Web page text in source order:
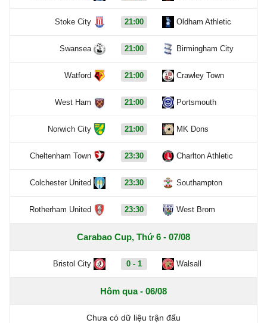
Stoke City 21:00 Oldham Athletic
Swansea 21:00 Birmingham City
Watford 21:00 Crawley Town
West Ham 21:00 Portsmouth
Norwich City 21:00 MK Dons
Cheltenham Town 23:30 Charlton Athletic
Colchester United 23:30 Southampton
Rotherham United 23:30 West Brom
Carabao Cup, Thứ 6 - 07/08
Bristol City 0 - 1 Walsall
Hôm qua - 06/08
Chưa có dữ liệu trận đấu